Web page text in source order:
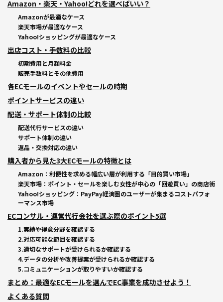
Amazon・楽天・Yahoo!どれを選べばいい？
Amazonが最適なケース
楽天市場が最適なケース
Yahoo!ショッピングが最適なケース
出店コスト・手数料の比較
初期費用と月額料金
販売手数料とその他費用
各ECモールのイベントやセールの時期
ポイントサービスの違い
配送・サポート体制の比較
配送代行サービスの違い
サポート体制の違い
返品・交換対応の違い
購入者から見た3大ECモールの特徴とは
Amazon：利便性を求める幅広い層が利用する「目的買い市場」
楽天市場：ポイント・セールを楽しむ女性が中心の「回遊買い」の商店街
Yahoo!ショッピング：PayPay経済圏のユーザーが集まるコストパフォ
ーマンス市場
ECコンサル・運営代行会社を選ぶ際のポイント5選
1.実績や得意分野を確認する
2.対応可能な範囲を確認する
3.適切なサポートが受けられるか確認する
4.データの分析や改善提案が受けられるか確認する
5.コミュニケーションが取りやすいか確認する
まとめ：最適なECモールを選んでEC事業を成功させよう！
よくある質問